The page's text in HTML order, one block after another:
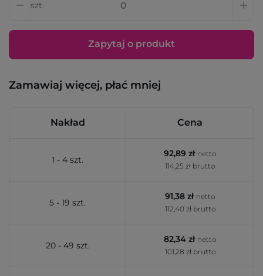
szt.
Zapytaj o produkt
Zamawiaj więcej, płać mniej
Nakład Cena
1 - 4 szt.
92,89 zł netto
114,25 zł brutto
5 - 19 szt.
91,38 zł netto
112,40 zł brutto
20 - 49 szt.
82,34 zł netto
101,28 zł brutto